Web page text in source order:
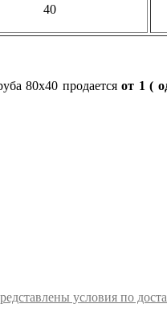
40
80х40 продаетсяот 1 (
условия по